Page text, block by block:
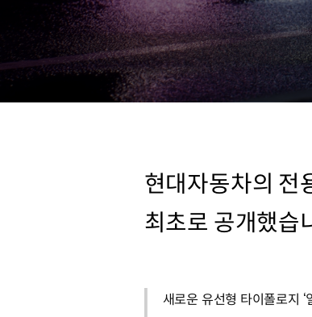
현대자동차의 전
최초로 공개했습
새로운 유선형 타이폴로지